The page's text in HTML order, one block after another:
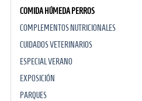
COMIDA HÚMEDA PERROS
COMPLEMENTOS NUTRICIONALES
CUIDADOS VETERINARIOS
ESPECIAL VERANO
EXPOSICIÓN
PARQUES